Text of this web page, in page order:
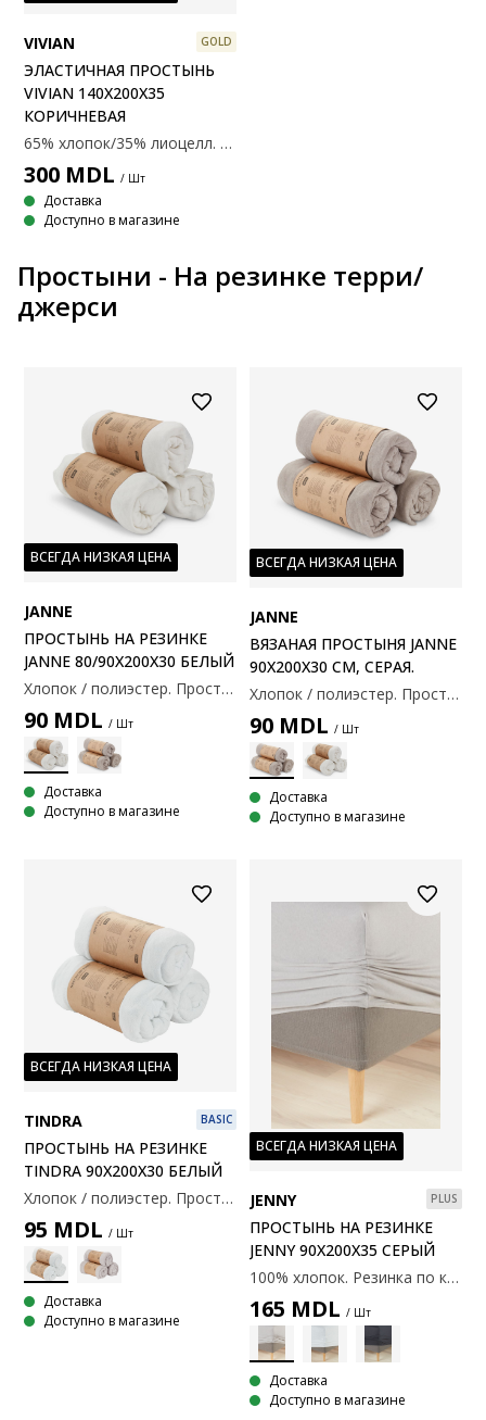
VIVIAN GOLD
ЭЛАСТИЧНАЯ ПРОСТЫНЬ
VIVIAN 140X200X35
КОРИЧНЕВАЯ
65% хлопок/35% лиоцелл. Простыня на резинке для пружинных, пружинных и поролоновых матрасов. С эластичными уголками. 140x200x35 см
300 MDL / Шт
Доставка
Доступно в магазине
Простыни - На резинке терри/
джерси
ВСЕГДА НИЗКАЯ ЦЕНА
JANNE
ПРОСТЫНЬ НА РЕЗИНКЕ
JANNE 80/90X200X30 БЕЛЫЙ
Хлопок / полиэстер. Простыня на резинке подходит для матрасов с рамой, пружинами и пеной. С эластичными краями. 80/90x200x30 см
90 MDL / Шт
Доставка
Доступно в магазине
ВСЕГДА НИЗКАЯ ЦЕНА
JANNE
ВЯЗАНАЯ ПРОСТЫНЯ JANNE
90X200X30 СМ, СЕРАЯ.
Хлопок / полиэстер. Простыня на резинке подходит для матрасов с рамой, пружинами и пеной. С эластичными краями. 80/90x200x30 см
90 MDL / Шт
Доставка
Доступно в магазине
ВСЕГДА НИЗКАЯ ЦЕНА
TINDRA BASIC
ПРОСТЫНЬ НА РЕЗИНКЕ
TINDRA 90X200X30 БЕЛЫЙ
Хлопок / полиэстер. Простыня на резинке подходит для матрасов с рамой, пружинами и пеной. С эластичными краями. 80/90x200x30 см
95 MDL / Шт
Доставка
Доступно в магазине
ВСЕГДА НИЗКАЯ ЦЕНА
JENNY PLUS
ПРОСТЫНЬ НА РЕЗИНКЕ
JENNY 90X200X35 СЕРЫЙ
100% хлопок. Резинка по краям. С эластичными углами. 90x200x35 см
165 MDL / Шт
Доставка
Доступно в магазине